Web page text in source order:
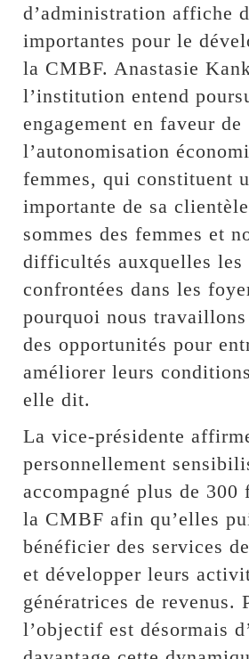
d’administration affiche
importantes pour le
la CMBF. Anastasie
l’institution entend
engagement en faveur de
l’autonomisation
femmes, qui constituent
importante de sa
sommes des femmes et
difficultés auxquelles les
confrontées dans les
pourquoi nous
des opportunités pour
améliorer leurs
elle dit.
La vice-présidente
personnellement
accompagné plus de 300
la CMBF afin qu’elles
bénéficier des services
et développer leurs
génératrices de revenus.
l’objectif est désormais